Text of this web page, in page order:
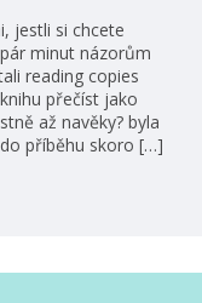
jestli si chcete
minut názorům
reading copies
přečíst jako
až navěky? byla
příběhu skoro […]